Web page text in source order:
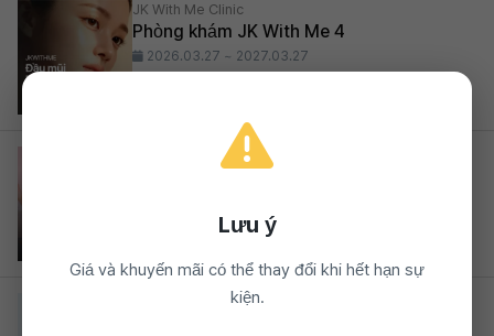
JK With Me Clinic
Phòng khám JK With Me 4
2026.03.27 ~ 2027.03.27
JK With Me Clinic
JK With Me Clinic
Lưu ý
Giá và khuyến mãi có thể thay đổi khi hết hạn sự
kiện.